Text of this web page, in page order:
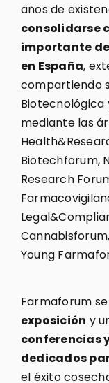
años de
consolidarse
importante
en España,
compartiendo
Biotecnológica
mediante las
Biotechforum,
Research
Young
Farmaforum
exposición y
conferencias
dedicados
el éxito